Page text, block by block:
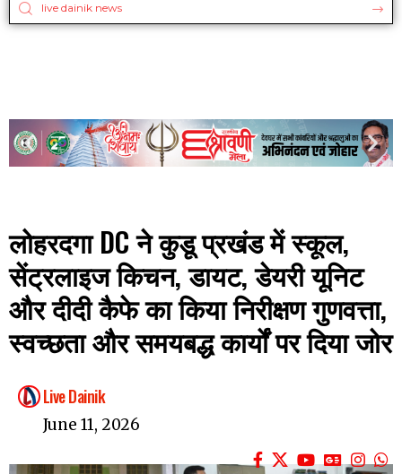
लोहरदगा DC ने कुडू प्रखंड में स्कूल,
सेंट्रलाइज किचन, डायट, डेयरी यूनिट
और दीदी कैफे का किया निरीक्षण गुणवत्ता,
स्वच्छता और समयबद्ध कार्यों पर दिया जोर
Live Dainik
June 11, 2026